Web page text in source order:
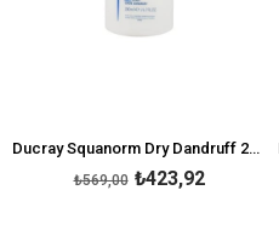
Ducray Squanorm Dry Dandruff 200 ml
₺423,92
₺569,00